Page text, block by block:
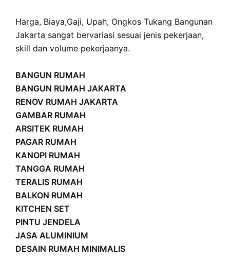
Harga, Biaya,Gaji, Upah, Ongkos Tukang Bangunan
Jakarta sangat bervariasi sesuai jenis pekerjaan,
skill dan volume pekerjaanya.
BANGUN RUMAH
BANGUN RUMAH JAKARTA
RENOV RUMAH JAKARTA
GAMBAR RUMAH
ARSITEK RUMAH
PAGAR RUMAH
KANOPI RUMAH
TANGGA RUMAH
TERALIS RUMAH
BALKON RUMAH
KITCHEN SET
PINTU JENDELA
JASA ALUMINIUM
DESAIN RUMAH MINIMALIS